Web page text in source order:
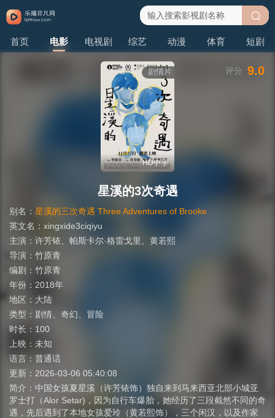
首页 电影 电视剧 综艺 动漫 体育 短剧
搜
剧情片
HD中字
星溪的3次奇遇
别名： 星溪的三次奇遇 Three Adventures of Brooke
英文名： xingxide3ciqiyu
主演： 许芳铱 帕斯卡尔·格雷戈里
黄若熙
导演： 竹原青
编剧： 竹原青
年份： 2018年
地区： 大陆
类型： 剧情 奇幻
冒险
时长： 100
上映： 未知
语言： 普通话
更新： 2026-03-06 05:40:08
简介： 中国女孩夏星溪（许芳铱饰）独自来到马来西亚北部小城亚
罗士打（Alor Setar)，因为自行车爆胎，她经历了三段截然不同的奇
遇，先后遇到了本地女孩爱玲（黄若熙饰），三个闲汉，以及作家
评分 9.0